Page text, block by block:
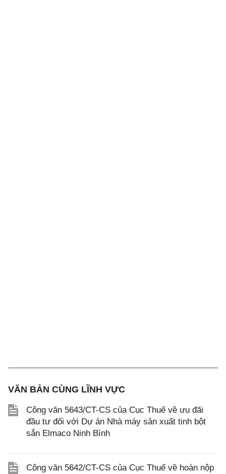
VĂN BẢN CÙNG LĨNH VỰC
Công văn 5643/CT-CS của Cục Thuế về ưu đãi
đầu tư đối với Dự án Nhà máy sản xuất tinh bột
sắn Elmaco Ninh Bình
Công văn 5642/CT-CS của Cục Thuế về hoàn nộp